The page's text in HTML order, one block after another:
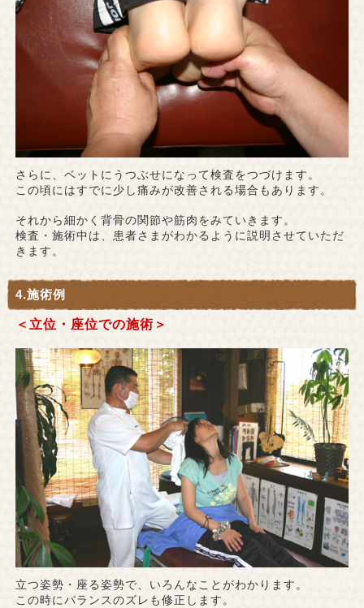
さらに、ベットにうつぶせになって検査をつづけます。
この頃にはすでに少し痛みが改善される場合もあります。
それから細かく背骨の関節や筋肉をみていきます。
検査・施術中は、患者さまがわかるように説明させていただ
きます。
4.施術例
＜立位・座位での施術＞
立つ姿勢・座る姿勢で、いろんなことがわかります。
この時にバランスのズレも修正します。